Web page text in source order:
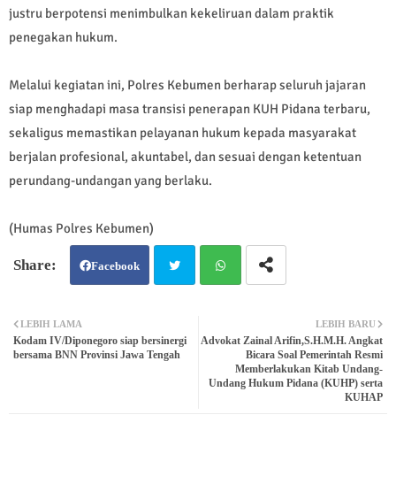
justru berpotensi menimbulkan kekeliruan dalam praktik
penegakan hukum.
Melalui kegiatan ini, Polres Kebumen berharap seluruh jajaran
siap menghadapi masa transisi penerapan KUH Pidana terbaru,
sekaligus memastikan pelayanan hukum kepada masyarakat
berjalan profesional, akuntabel, dan sesuai dengan ketentuan
perundang-undangan yang berlaku.
(Humas Polres Kebumen)
Facebook
ter atsa
pp
LEBIH BARU
Advokat Zainal Arifin,S.H.M.H. Angkat
Bicara Soal Pemerintah Resmi
Memberlakukan Kitab Undang-
Undang Hukum Pidana (KUHP) serta
KUHAP
LEBIH LAMA
Kodam IV/Diponegoro siap bersinergi
bersama BNN Provinsi Jawa Tengah